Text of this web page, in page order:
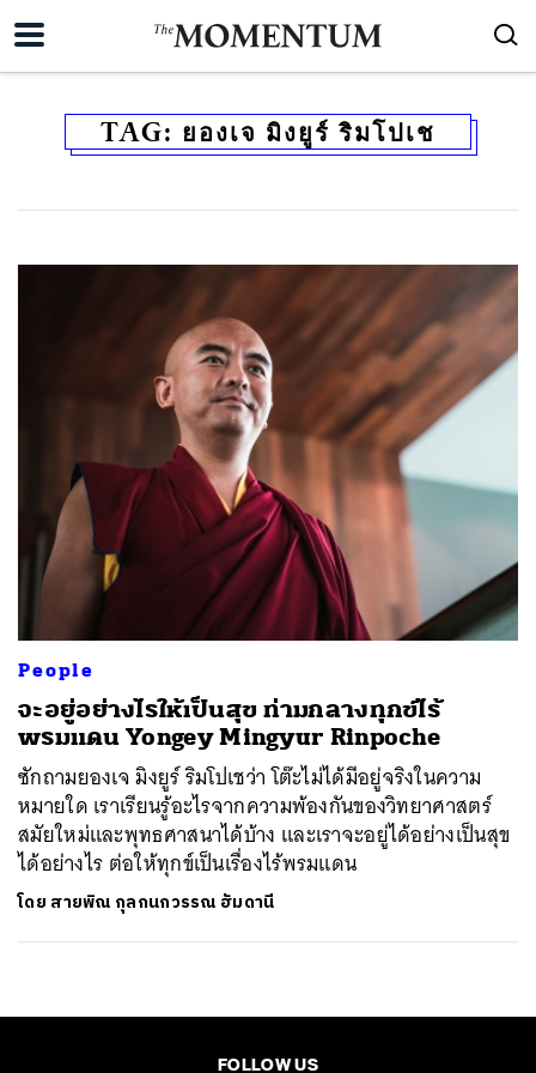
TAG: ยองเจ มิงยูร์ ริมโปเช
People
จะอยู่อย่างไรให้เป็นสุข ท่ามกลางทุกข์ไร้
พรมแดน Yongey Mingyur Rinpoche
ซักถามยองเจ มิงยูร์ ริมโปเชว่า โต๊ะไม่ได้มีอยู่จริงในความ
หมายใด เราเรียนรู้อะไรจากความพ้องกันของวิทยาศาสตร์
สมัยใหม่และพุทธศาสนาได้บ้าง และเราจะอยู่ได้อย่างเป็นสุข
ได้อย่างไร ต่อให้ทุกข์เป็นเรื่องไร้พรมแดน
โดย สายพิณ กุลกนกวรรณ ฮัมดานี
FOLLOW US
TWEET LINE EMAIL